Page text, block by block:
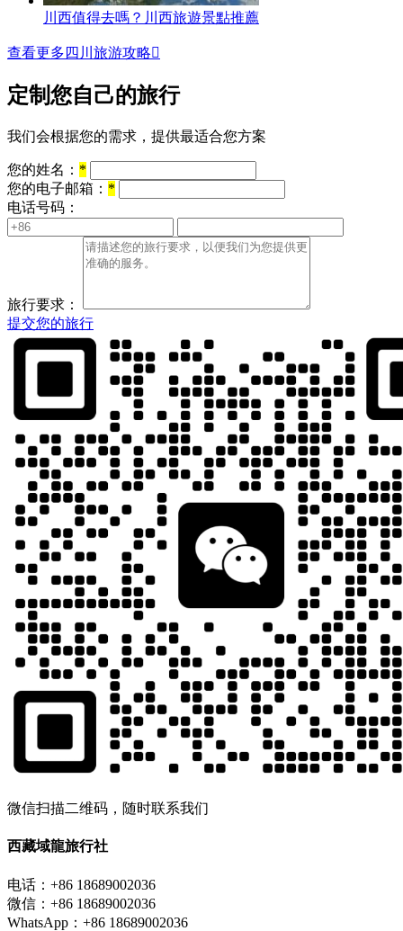
川西值得去嗎？川西旅遊景點推薦
查看更多四川旅游攻略
定制您自己的旅行
我们会根据您的需求，提供最适合您方案
您的姓名： *
您的电子邮箱： *
电话号码：
旅行要求：
提交您的旅行
微信扫描二维码，随时联系我们
西藏域龍旅行社
电话：+86 18689002036
微信：+86 18689002036
WhatsApp：+86 18689002036